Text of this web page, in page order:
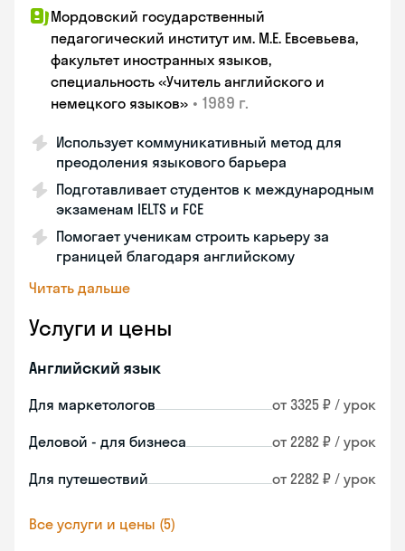
Мордовский государственный
педагогический институт им. М.Е. Евсевьева,
факультет иностранных языков,
специальность «Учитель английского и
немецкого языков» • 1989 г.
Использует коммуникативный метод для
преодоления языкового барьера
Подготавливает студентов к международным
экзаменам IELTS и FCE
Помогает ученикам строить карьеру за
границей благодаря английскому
Читать дальше
Услуги и цены
Английский язык
Для маркетологов от 3325 ₽ / урок
Деловой - для бизнеса от 2282 ₽ / урок
Для путешествий от 2282 ₽ / урок
Все услуги и цены (5)